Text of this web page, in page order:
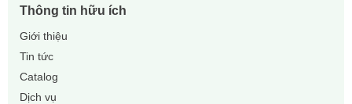
Thông tin hữu ích
Giới thiệu
Tin tức
Catalog
Dịch vụ